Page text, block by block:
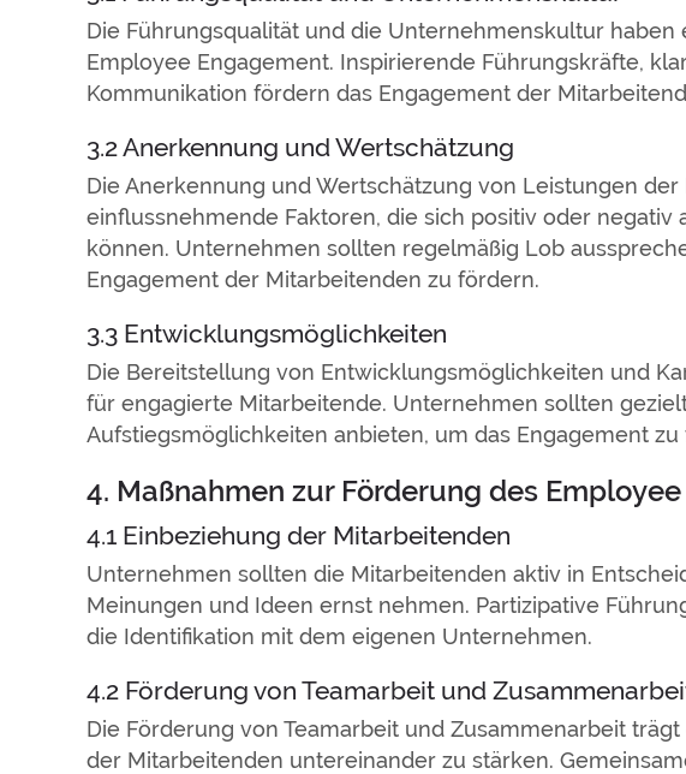
Die Führungsqualität und die Unternehmenskultur
Employee Engagement. Inspirierende Führungskräfte,
Kommunikation fördern das Engagement der
3.2 Anerkennung und Wertschätzung
Die Anerkennung und Wertschätzung von Leistungen
einflussnehmende Faktoren, die sich positiv oder
können. Unternehmen sollten regelmäßig Lob
Engagement der Mitarbeitenden zu fördern.
3.3 Entwicklungsmöglichkeiten
Die Bereitstellung von Entwicklungsmöglichkeiten und
für engagierte Mitarbeitende. Unternehmen sollten
Aufstiegsmöglichkeiten anbieten, um das Engagement zu
4. Maßnahmen zur Förderung des
4.1 Einbeziehung der Mitarbeitenden
Unternehmen sollten die Mitarbeitenden aktiv in
Meinungen und Ideen ernst nehmen. Partizipative
die Identifikation mit dem eigenen Unternehmen.
4.2 Förderung von Teamarbeit und
Die Förderung von Teamarbeit und Zusammenarbeit
der Mitarbeitenden untereinander zu stärken.